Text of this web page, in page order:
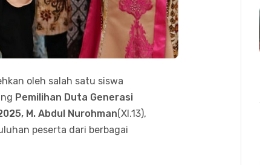
oleh salah satu siswa
Pemilihan Duta Generasi
, M. Abdul Nurohman(XI.13),
peserta dari berbagai